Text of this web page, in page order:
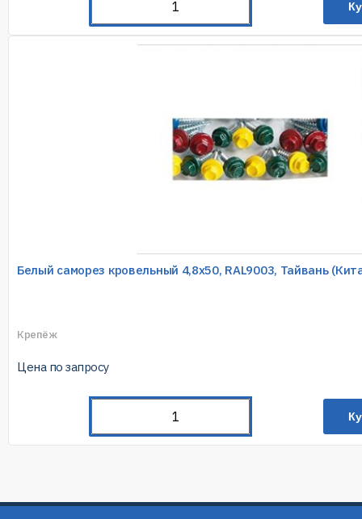
Белый саморез кровельный 4,8х50, RAL9003, Тайвань
Крепёж
Цена по запросу